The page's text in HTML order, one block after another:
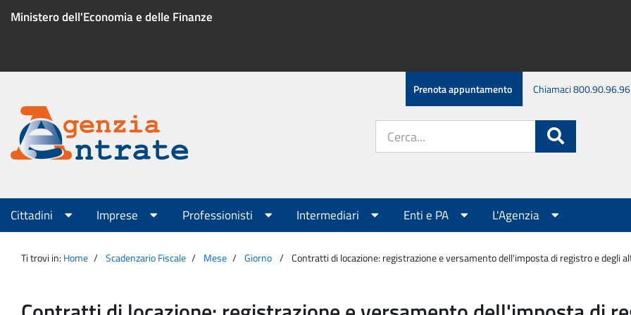
Ministero dell'Economia e delle Finanze
Menu
servizio
Prenota appuntamento Chiamaci 800.90.96.96
Agenzia
Entrate
sito:
Menu
principale
Cittadini Imprese Professionisti Intermediari Enti e PA L'Agenzia
Ti trovi in: Home Scadenzario Fiscale Mese Giorno Contratti di locazione: registrazione e versamento dell'imposta di registro e degli